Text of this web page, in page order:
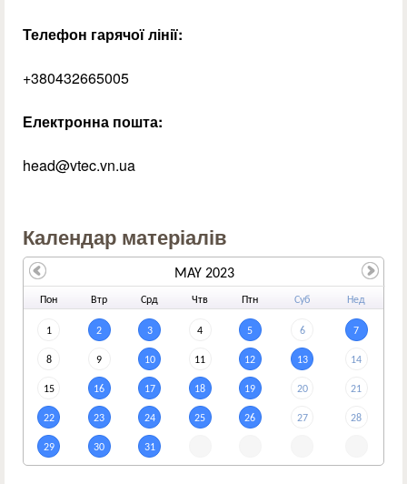
Телефон гарячої лінії:
+380432665005
Електронна пошта:
head@vtec.vn.ua
Календар матеріалів
Пон Втр Срд Чтв Птн Суб Нед
1 2 3 4 5 6 7
8 9 10 11 12 13 14
15 16 17 18 19 20 21
22 23 24 25 26 27 28
29 30 31
MAY 2023